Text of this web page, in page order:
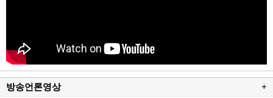
방송언론영상 +